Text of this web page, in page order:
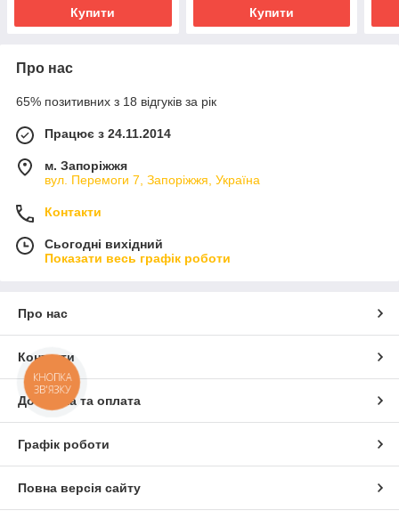
Купити Купити
Про нас
65% позитивних з 18 відгуків за рік
Працює з 24.11.2014
м. Запоріжжя
вул. Перемоги 7, Запоріжжя, Україна
Контакти
Сьогодні вихідний
Показати весь графік роботи
Про нас
Контакти
Доставка та оплата
Графік роботи
Повна версія сайту
КНОПКА
ЗВ'ЯЗКУ